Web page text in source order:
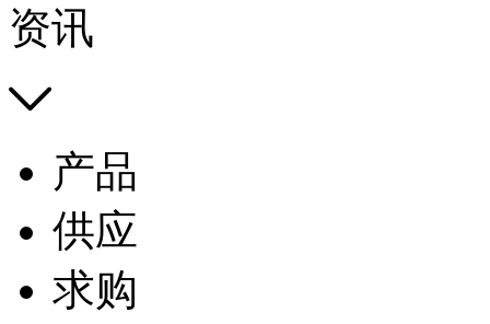
资讯

产品
供应
求购